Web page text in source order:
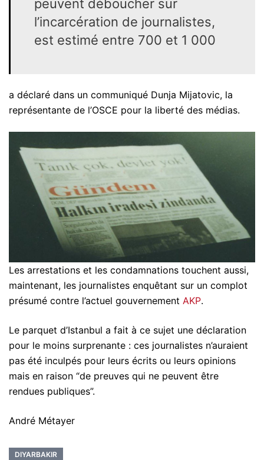
peuvent déboucher sur
l’incarcération de journalistes,
est estimé entre 700 et 1 000
a déclaré dans un communiqué Dunja Mijatovic, la
représentante de l’OSCE pour la liberté des médias.
Les arrestations et les condamnations touchent aussi,
maintenant, les journalistes enquêtant sur un complot
présumé contre l’actuel gouvernement AKP.
Le parquet d’Istanbul a fait à ce sujet une déclaration
pour le moins surprenante : ces journalistes n’auraient
pas été inculpés pour leurs écrits ou leurs opinions
mais en raison “de preuves qui ne peuvent être
rendues publiques”.
André Métayer
DIYARBAKIR